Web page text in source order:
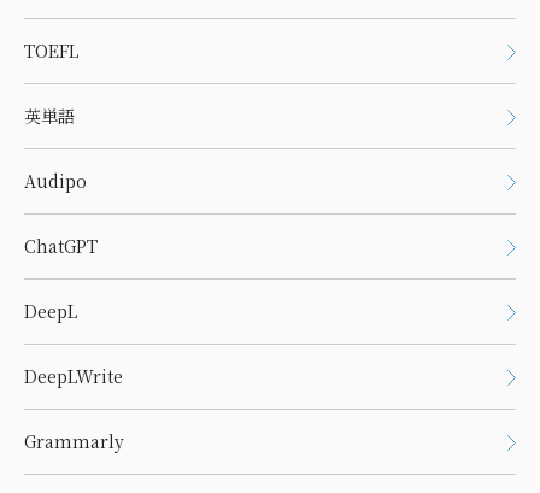
TOEFL
英単語
Audipo
ChatGPT
DeepL
DeepLWrite
Grammarly